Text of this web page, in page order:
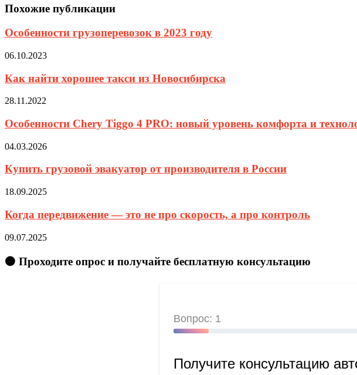
Похожие публикации
Особенности грузоперевозок в 2023 году
06.10.2023
Как найти хорошее такси из Новосибирска
28.11.2022
Особенности Chery Tiggo 4 PRO: новый уровень комфорта и
04.03.2026
Купить грузовой эвакуатор от производителя в России
18.09.2025
Когда передвижение — это не про скорость, а про контроль
09.07.2025
🟠 Проходите опрос и получайте бесплатную консультацию